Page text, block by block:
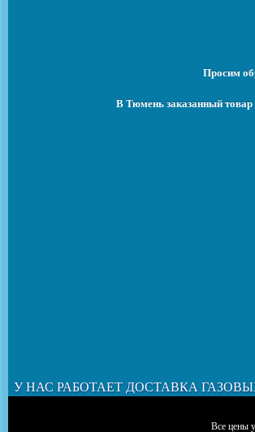
Просим
В Тюмень заказанный
У НАС РАБОТАЕТ ДОСТАВКА
Все цены